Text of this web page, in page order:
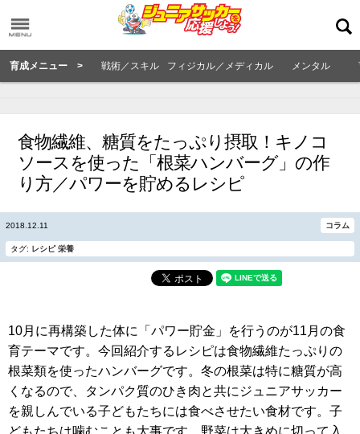
育成メニュー > 戦術／スキル フィジカル／メディカル メンタル
食物繊維、糖質をたっぷり摂取！キノコ
ソースを使った「根菜ハンバーグ」の作
り方／パワーを貯めるレシピ
2018.12.11 コラム
タグ: レシピ 栄養
10月に再構築した体に「パワー貯金」を行うのが11月の食
育テーマです。今回紹介するレシピは食物繊維たっぷりの
根菜類を使ったハンバーグです。冬の根菜は特に糖質が高
くなるので、タンパク質のひき肉と共にジュニアサッカー
を親しんでいる子どもたちには食べさせたい食材です。子